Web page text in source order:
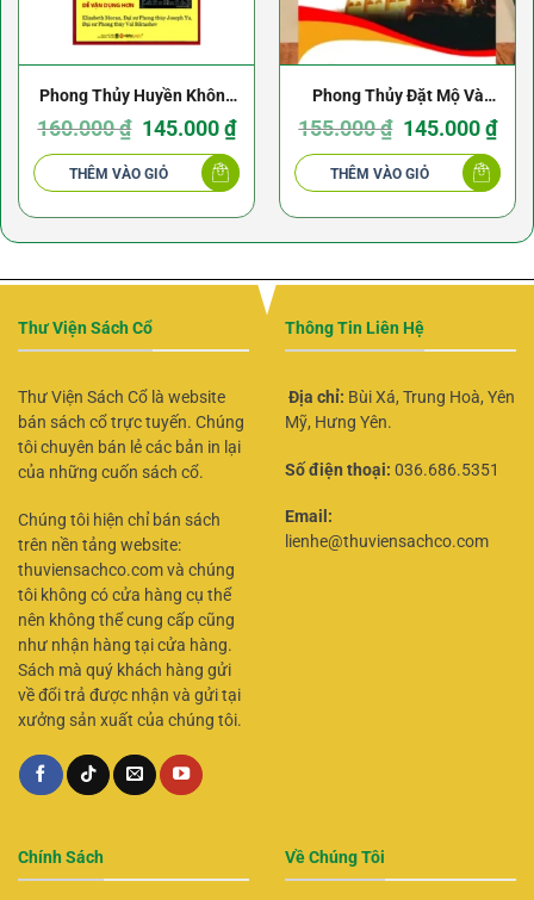
Phong Thủy Huyền Không
Phi Tinh – Elizabeth Moran
160.000₫ Giá
gốc
160.000 ₫.
145.000₫Giá
hiện
là:
145.000 ₫.
THÊM VÀO GIỎ
Phong Thủy Đặt Mộ Và
Xem Thế Đất
155.000₫ Giá
gốc
155.000 ₫.
145.000₫Giá
hiện
là:
THÊM VÀO GIỎ
Thư Viện Sách Cổ
Thư Viện Sách Cổ là website
bán sách cổ trực tuyến. Chúng
tôi chuyên bán lẻ các bản in lại
của những cuốn sách cổ.
Chúng tôi hiện chỉ bán sách
trên nền tảng website:
thuviensachco.com và chúng
tôi không có cửa hàng cụ thể
nên không thể cung cấp cũng
như nhận hàng tại cửa hàng.
Sách mà quý khách hàng gửi
về đổi trả được nhận và gửi tại
xưởng sản xuất của chúng tôi.
Thông Tin Liên Hệ
Địa chỉ: Bùi Xá, Trung Hoà, Yên
Mỹ, Hưng Yên.
Số điện thoại: 036.686.5351
Email:
lienhe@thuviensachco.com
Chính Sách Về Chúng Tôi